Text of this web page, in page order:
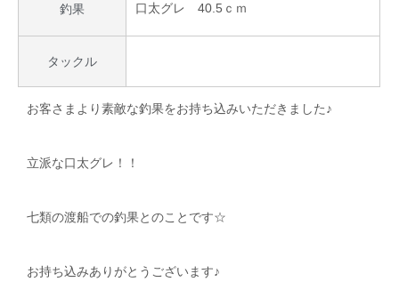
釣果 口太グレ 40.5ｃｍ
タックル
お客さまより素敵な釣果をお持ち込みいただきました♪
立派な口太グレ！！
七類の渡船での釣果とのことです☆
お持ち込みありがとうございます♪